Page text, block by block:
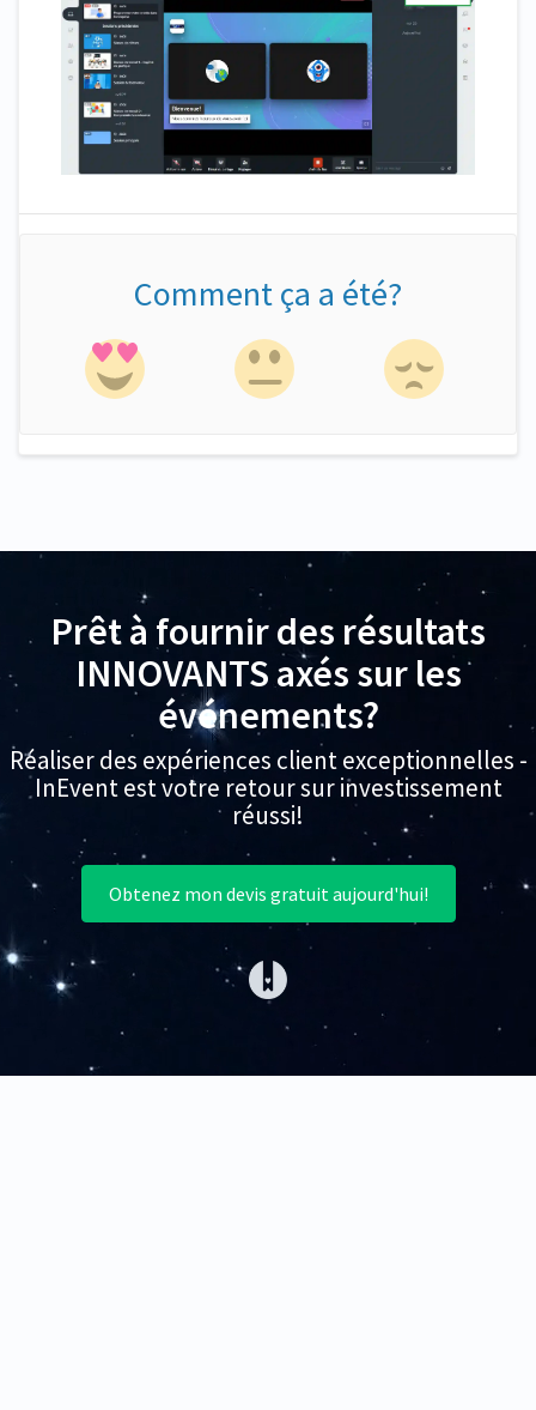
Comment ça a été?
Prêt à fournir des résultats
INNOVANTS axés sur les
événements?
Réaliser des expériences client exceptionnelles -
InEvent est votre retour sur investissement
réussi!
Obtenez mon devis gratuit aujourd'hui!